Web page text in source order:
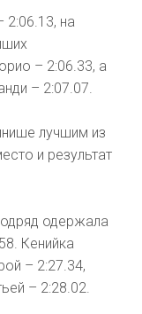
на
– 2:06.33, а
– 2:07.07.
лучшим из
и результат
одержала
Кенийка
– 2:27.34,
– 2:28.02.